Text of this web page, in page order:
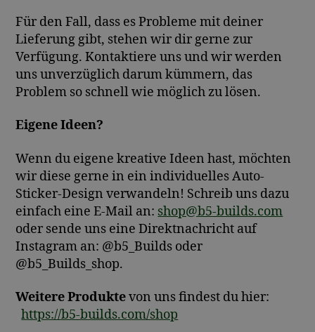
Für den Fall, dass es Probleme mit deiner
Lieferung gibt, stehen wir dir gerne zur
Verfügung. Kontaktiere uns und wir werden
uns unverzüglich darum kümmern, das
Problem so schnell wie möglich zu lösen.
Eigene Ideen?
Wenn du eigene kreative Ideen hast, möchten
wir diese gerne in ein individuelles Auto-
Sticker-Design verwandeln! Schreib uns dazu
einfach eine E-Mail an: shop@b5-builds.com
oder sende uns eine Direktnachricht auf
Instagram an: @b5_Builds oder
@b5_Builds_shop.
Weitere Produktevon uns findest du hier:
https://b5-builds.com/shop